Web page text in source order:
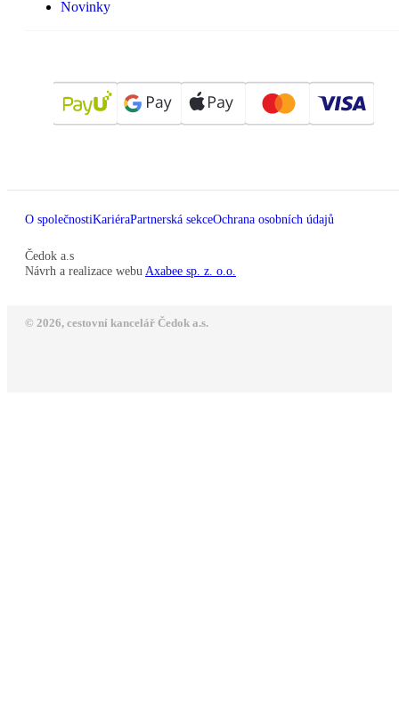
Novinky
O společnostiKariéraPartnerská sekceOchrana osobních údajů
Čedok a.s
Návrh a realizace webu Axabee sp. z. o.o.
© 2026, cestovní kancelář Čedok a.s.